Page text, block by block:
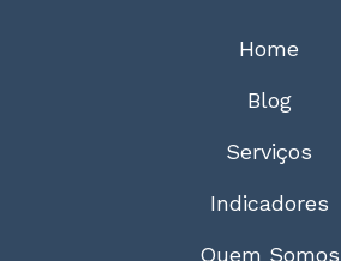
Home
Blog
Serviços
Indicadores
Quem Somos